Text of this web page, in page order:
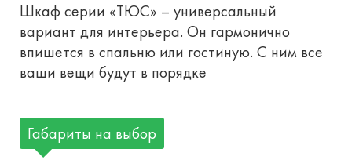
Шкаф серии «ТЮС» – универсальный
вариант для интерьера. Он гармонично
впишется в спальню или гостиную. С ним все
ваши вещи будут в порядке
Габариты на выбор